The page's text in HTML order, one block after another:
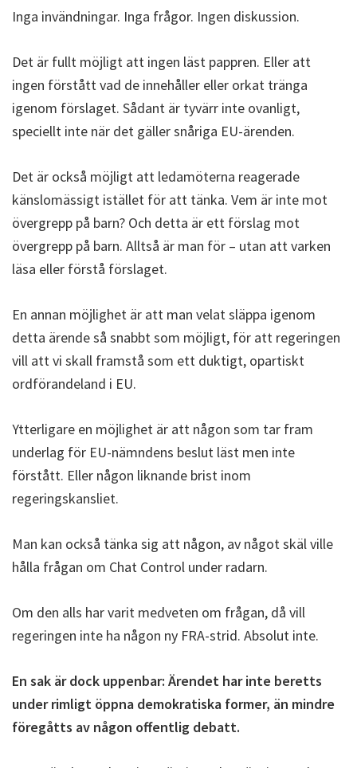
Inga invändningar. Inga frågor. Ingen diskussion.
Det är fullt möjligt att ingen läst pappren. Eller att
ingen förstått vad de innehåller eller orkat tränga
igenom förslaget. Sådant är tyvärr inte ovanligt,
speciellt inte när det gäller snåriga EU-ärenden.
Det är också möjligt att ledamöterna reagerade
känslomässigt istället för att tänka. Vem är inte mot
övergrepp på barn? Och detta är ett förslag mot
övergrepp på barn. Alltså är man för – utan att varken
läsa eller förstå förslaget.
En annan möjlighet är att man velat släppa igenom
detta ärende så snabbt som möjligt, för att regeringen
vill att vi skall framstå som ett duktigt, opartiskt
ordförandeland i EU.
Ytterligare en möjlighet är att någon som tar fram
underlag för EU-nämndens beslut läst men inte
förstått. Eller någon liknande brist inom
regeringskansliet.
Man kan också tänka sig att någon, av något skäl ville
hålla frågan om Chat Control under radarn.
Om den alls har varit medveten om frågan, då vill
regeringen inte ha någon ny FRA-strid. Absolut inte.
En sak är dock uppenbar: Ärendet har inte beretts
under rimligt öppna demokratiska former, än mindre
föregåtts av någon offentlig debatt.